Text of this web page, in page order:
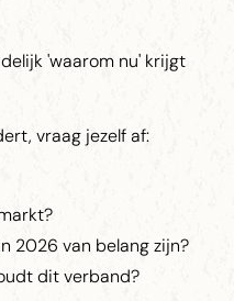
'waarom nu' krijgt
vraag jezelf af:
2026 van belang zijn?
dit verband?